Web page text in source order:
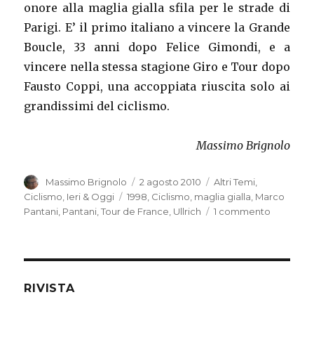
onore alla maglia gialla sfila per le strade di
Parigi. E’ il primo italiano a vincere la Grande
Boucle, 33 anni dopo Felice Gimondi, e a
vincere nella stessa stagione Giro e Tour dopo
Fausto Coppi, una accoppiata riuscita solo ai
grandissimi del ciclismo.
Massimo Brignolo
Autore
Massimo Brignolo
Pubblicato
il
2 agosto 2010 Categorie
Altri Temi
Ciclismo Ieri & Oggi Tag
1998 Ciclismo maglia gialla Marco
Pantani Pantani ,Tour de France Ullrich 1 commento
RIVISTA